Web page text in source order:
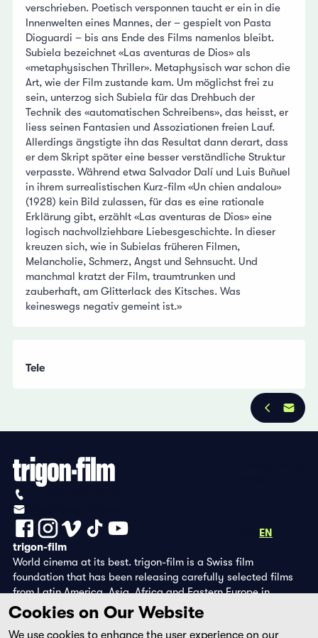
verschrieben. Poetisch versponnen taucht er ein in die
Innenwelten eines Mannes, der – gespielt von Pasta
Dioguardi – bis ans Ende des Films namenlos bleibt.
Subiela bezeichnet «Las aventuras de Dios» als
«metaphysischen Thriller». Metaphysisch war schon die
Art, wie der Film zustande kam. Um möglichst frei zu
sein, unterzog sich Subiela für das Drehbuch der
Technik des «automatischen Schreibens», das heisst, er
liess seinen Fantasien und Assoziationen freien Lauf.
Allerdings ängstigte ihn das Resultat dann derart, dass
er dem Skript später eine besser verständliche Struktur
verpasste. Während etwa Salvador Dalí und Luis Buñuel
in ihrem surrealistischen Kurz-film «Un chien andalou»
(1928) kein Bild zulassen, für das es eine rationale
Erklärung gibt, erzählt «Las aventuras de Dios» eine
logisch nachvollziehbare Liebesgeschichte. In dieser
kreuzen sich, wie in Subielas früheren Filmen,
Melancholie, Schmerz, Angst und Sehnsucht. Und
manchmal kratzt der Film, traumtrunken und
zauberhaft, am Glitterlack des Kitsches. Was
keineswegs negativ gemeint ist.»
Tele
EN
trigon-film
World cinema at its best. trigon-film is a Swiss film
foundation that has been releasing carefully selected films
from Latin America, Asia, Africa and Eastern Europe in
cinemas since 1988 and operates its own DVD edition and the
streaming platform filmingo.
Cookies on Our Website
We use cookies to enhance the user experience on our